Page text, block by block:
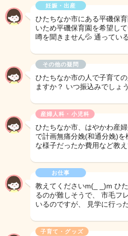
妊娠・出産
ひたちなか市にある平磯保
いため平磯保育園を希望し
噂を聞きません💦 通ってい
その他の疑問
ひたちなか市の人で子育て
ますか？ いつ振込みでしょ
産婦人科・小児科
ひたちなか市、はやかわ産
で計画無痛分娩(和通分娩)を
な様子だったか費用など教
お仕事
教えてくださいm(_ _)m ひ
るのが難しそうで、 市毛フ
いるのですが、 見学に行っ
子育て・グッズ